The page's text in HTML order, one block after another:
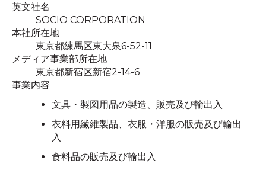
英文社名
SOCIO CORPORATION
本社所在地
東京都練馬区東大泉6-52-11
メディア事業部所在地
東京都新宿区新宿2-14-6
事業内容
文具・製図用品の製造、販売及び輸出入
衣料用繊維製品、衣服・洋服の販売及び輸出
入
食料品の販売及び輸出入